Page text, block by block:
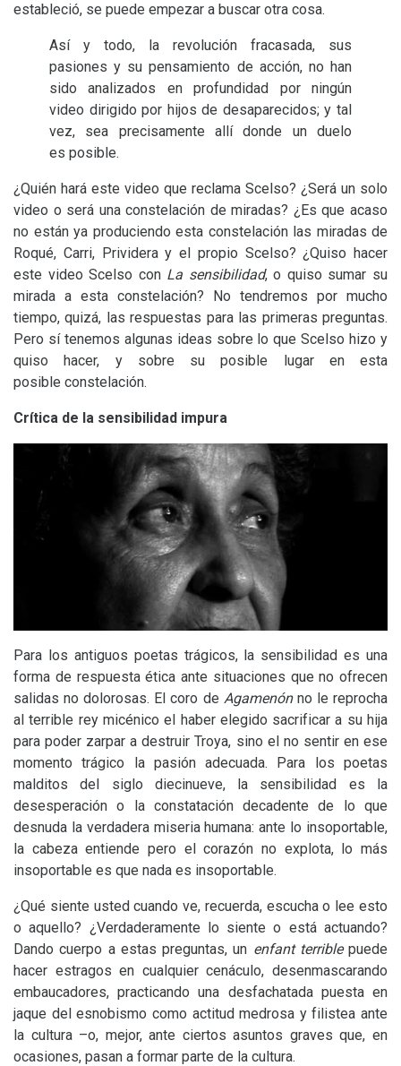
estableció, se puede empezar a buscar otra cosa.
Así y todo, la revolución fracasada, sus
pasiones y su pensamiento de acción, no han
sido analizados en profundidad por ningún
video dirigido por hijos de desaparecidos; y tal
vez, sea precisamente allí donde un duelo
es posible.
¿Quién hará este video que reclama Scelso? ¿Será un solo
video o será una constelación de miradas? ¿Es que acaso
no están ya produciendo esta constelación las miradas de
Roqué, Carri, Prividera y el propio Scelso? ¿Quiso hacer
este video Scelso con La sensibilidad, o quiso sumar su
mirada a esta constelación? No tendremos por mucho
tiempo, quizá, las respuestas para las primeras preguntas.
Pero sí tenemos algunas ideas sobre lo que Scelso hizo y
quiso hacer, y sobre su posible lugar en esta
posible constelación.
Crítica de la sensibilidad impura
Para los antiguos poetas trágicos, la sensibilidad es una
forma de respuesta ética ante situaciones que no ofrecen
salidas no dolorosas. El coro de Agamenón no le reprocha
al terrible rey micénico el haber elegido sacrificar a su hija
para poder zarpar a destruir Troya, sino el no sentir en ese
momento trágico la pasión adecuada. Para los poetas
malditos del siglo diecinueve, la sensibilidad es la
desesperación o la constatación decadente de lo que
desnuda la verdadera miseria humana: ante lo insoportable,
la cabeza entiende pero el corazón no explota, lo más
insoportable es que nada es insoportable.
¿Qué siente usted cuando ve, recuerda, escucha o lee esto
o aquello? ¿Verdaderamente lo siente o está actuando?
Dando cuerpo a estas preguntas, un enfant terriblepuede
hacer estragos en cualquier cenáculo, desenmascarando
embaucadores, practicando una desfachatada puesta en
jaque del esnobismo como actitud medrosa y filistea ante
la cultura –o, mejor, ante ciertos asuntos graves que, en
ocasiones, pasan a formar parte de la cultura.